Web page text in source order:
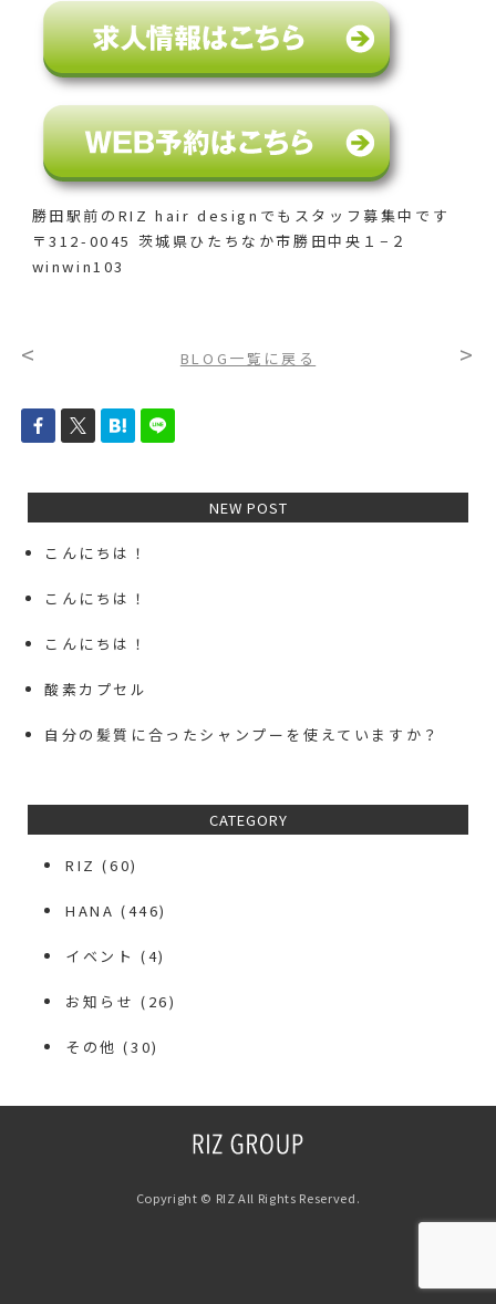
勝田駅前のRIZ hair designでも スタッフ募集中です
〒312-0045 茨城県ひたちなか市勝田中央１−２
winwin103
< BLOG一覧に戻る >
NEW POST
こんにちは！
こんにちは！
こんにちは！
酸素カプセル
自分の髪質に合ったシャンプーを使えていますか？
CATEGORY
RIZ (60)
HANA (446)
イベント (4)
お知らせ (26)
その他 (30)
Copyright © RIZ All Rights Reserved.